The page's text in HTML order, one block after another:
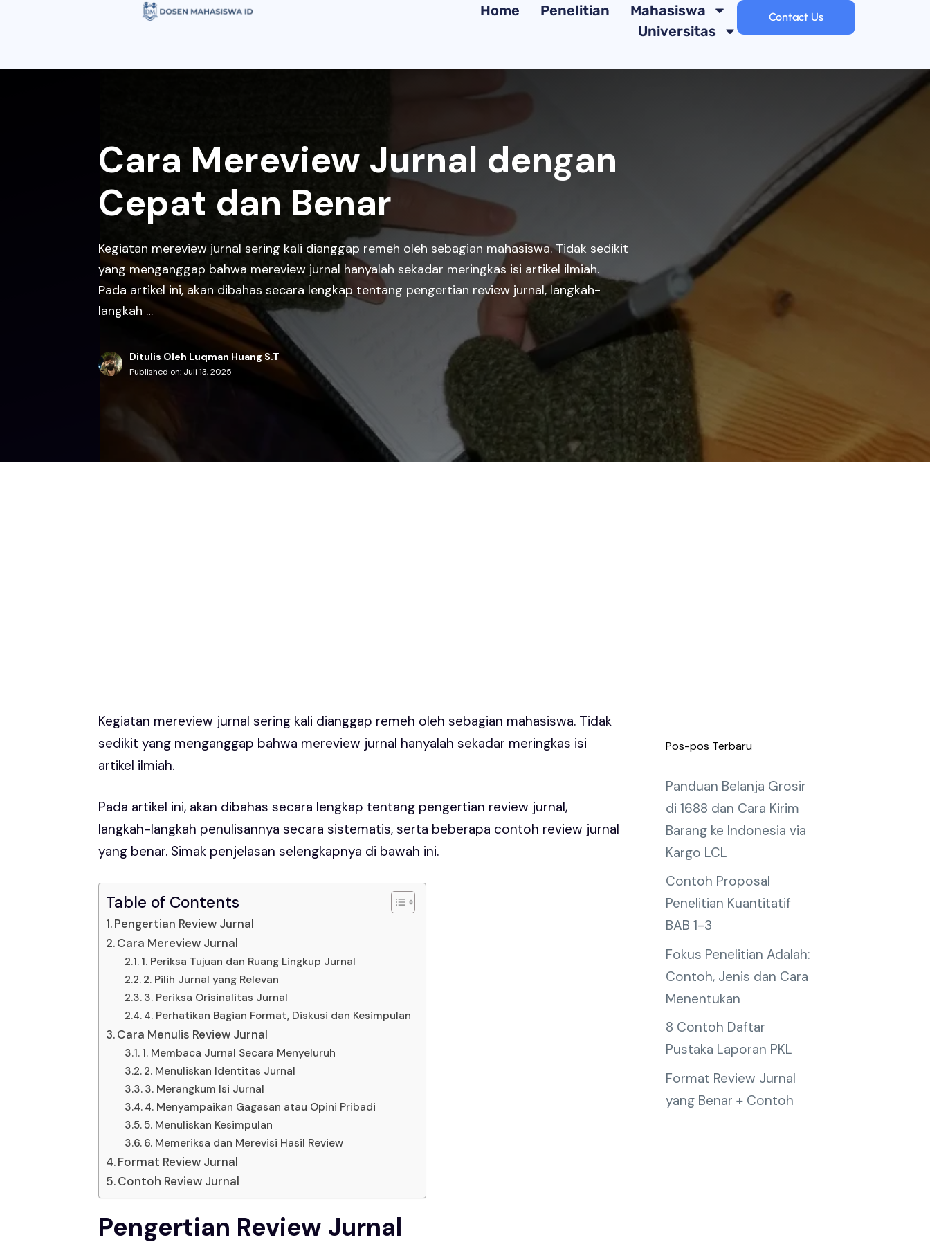
Home Penelitian
Mahasiswa
Universitas
Contact Us
Cara Mereview Jurnal dengan
Cepat dan Benar
Kegiatan mereview jurnal sering kali dianggap remeh oleh sebagian mahasiswa. Tidak sedikit
yang menganggap bahwa mereview jurnal hanyalah sekadar meringkas isi artikel ilmiah.
Pada artikel ini, akan dibahas secara lengkap tentang pengertian review jurnal, langkah-
langkah …
Ditulis Oleh Luqman Huang S.T
Published on: Juli 13, 2025
Kegiatan mereview jurnal sering kali dianggap remeh oleh sebagian mahasiswa. Tidak
sedikit yang menganggap bahwa mereview jurnal hanyalah sekadar meringkas isi
artikel ilmiah.
Pada artikel ini, akan dibahas secara lengkap tentang pengertian review jurnal,
langkah-langkah penulisannya secara sistematis, serta beberapa contoh review jurnal
yang benar. Simak penjelasan selengkapnya di bawah ini.
Table of Contents
Pengertian Review Jurnal
Cara Mereview Jurnal
1. Periksa Tujuan dan Ruang Lingkup Jurnal
2. Pilih Jurnal yang Relevan
3. Periksa Orisinalitas Jurnal
4. Perhatikan Bagian Format, Diskusi dan Kesimpulan
Cara Menulis Review Jurnal
1. Membaca Jurnal Secara Menyeluruh
2. Menuliskan Identitas Jurnal
3. Merangkum Isi Jurnal
4. Menyampaikan Gagasan atau Opini Pribadi
5. Menuliskan Kesimpulan
6. Memeriksa dan Merevisi Hasil Review
Format Review Jurnal
Contoh Review Jurnal
Pengertian Review Jurnal
Pos-pos Terbaru
Panduan Belanja Grosir
di 1688 dan Cara Kirim
Barang ke Indonesia via
Kargo LCL
Contoh Proposal
Penelitian Kuantitatif
BAB 1-3
Fokus Penelitian Adalah:
Contoh, Jenis dan Cara
Menentukan
8 Contoh Daftar
Pustaka Laporan PKL
Format Review Jurnal
yang Benar + Contoh